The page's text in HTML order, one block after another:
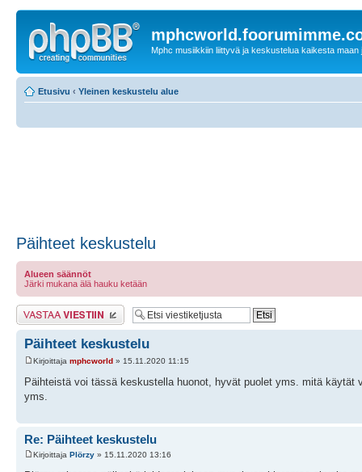
Mphc musiikkiin liittyvä ja keskustelua kaikesta maan
Etusivu ‹ Yleinen keskustelu alue
Päihteet keskustelu
Alueen säännöt
Järki mukana älä hauku ketään
Lähetä vastaus
Päihteet keskustelu
Kirjoittaja mphcworld » 15.11.2020 11:15
Päihteistä voi tässä keskustella huonot, hyvät puolet yms. mitä käytät
yms.
Re: Päihteet keskustelu
Kirjoittaja Plörzy » 15.11.2020 13:16